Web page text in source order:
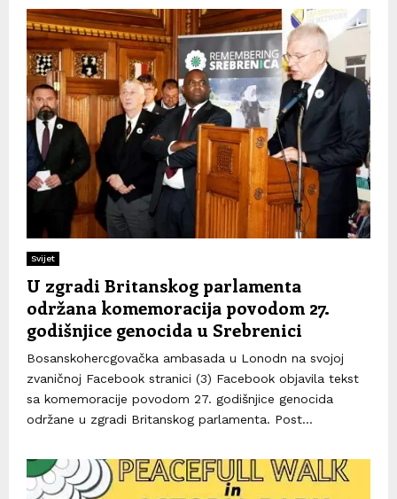
Svijet
U zgradi Britanskog parlamenta
održana komemoracija povodom 27.
godišnjice genocida u Srebrenici
Bosanskohercgovačka ambasada u Lonodn na svojoj
zvaničnoj Facebook stranici (3) Facebook objavila tekst
sa komemoracije povodom 27. godišnjice genocida
održane u zgradi Britanskog parlamenta. Post...